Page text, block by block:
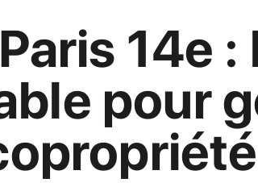
14e :
pour